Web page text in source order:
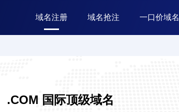
域名注册 域名抢注 一口价域名
.COM 国际顶级域名